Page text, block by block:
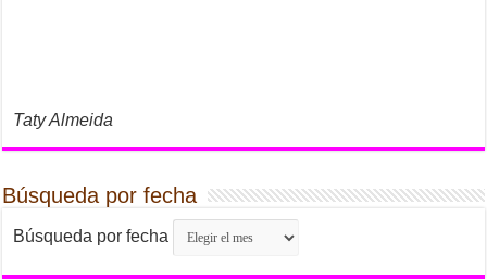
Taty Almeida
Búsqueda por fecha
Búsqueda por fecha